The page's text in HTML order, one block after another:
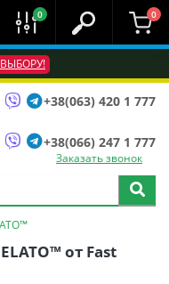
0 0
+38(063) 420 1 777
+38(066) 247 1 777
Заказать звонок
от Fast